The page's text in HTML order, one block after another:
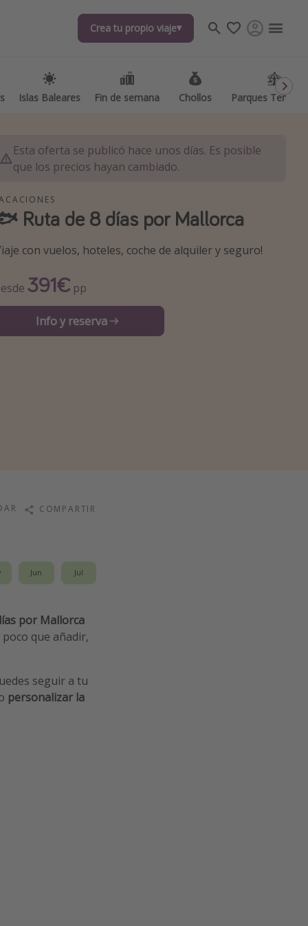
Crea tu propio viaje
Islas Baleares Fin de semana Chollos Parques
Crea tu propio viaje
Islas Baleares Fin de semana Chollos Parques
destinos
Esta oferta se publicó hace unos días. Es posible
que los precios hayan cambiado.
Ruta de 8 días por Mallorca
con vuelos, hoteles, coche de alquiler y seguro!
391€ pp
Info y reserva
COMPARTIR
Jun Jul
por Mallorca
que añadir,
seguir a tu
personalizar la